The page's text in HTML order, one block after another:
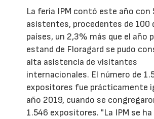
La feria IPM contó este año con
asistentes, procedentes de
países, un 2,3% más que el año
estand de Floragard se pudo
alta asistencia de visitantes
internacionales. El número de
expositores fue prácticamente
año 2019, cuando se
1.546 expositores. "La IPM se